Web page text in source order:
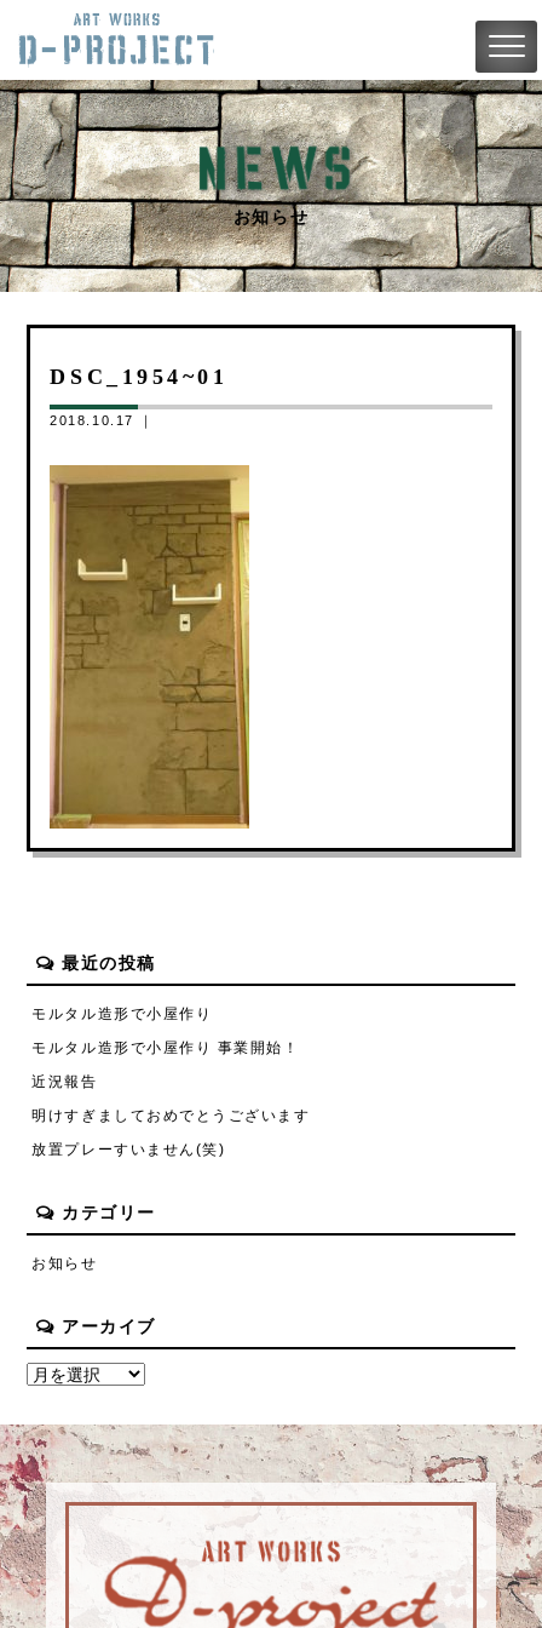
お知らせ
DSC_1954~01
2018.10.17 ｜
最近の投稿
モルタル造形で小屋作り
モルタル造形で小屋作り 事業開始！
近況報告
明けすぎましておめでとうございます
放置プレーすいません(笑)
カテゴリー
お知らせ
アーカイブ